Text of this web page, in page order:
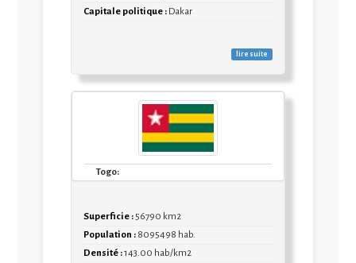
Capitale politique : Dakar
lire suite
Togo:
Superficie : 56790 km2
Population : 8095498 hab.
Densité :143.00 hab/km2